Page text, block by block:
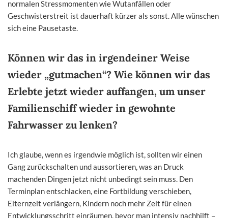
normalen Stressmomenten wie Wutanfällen oder
Geschwisterstreit ist dauerhaft kürzer als sonst. Alle wünschen
sich eine Pausetaste.
Können wir das in irgendeiner Weise
wieder „gutmachen“? Wie können wir das
Erlebte jetzt wieder auffangen, um unser
Familienschiff wieder in gewohnte
Fahrwasser zu lenken?
Ich glaube, wenn es irgendwie möglich ist, sollten wir einen
Gang zurückschalten und aussortieren, was an Druck
machenden Dingen jetzt nicht unbedingt sein muss. Den
Terminplan entschlacken, eine Fortbildung verschieben,
Elternzeit verlängern, Kindern noch mehr Zeit für einen
Entwicklungsschritt einräumen, bevor man intensiv nachhilft –